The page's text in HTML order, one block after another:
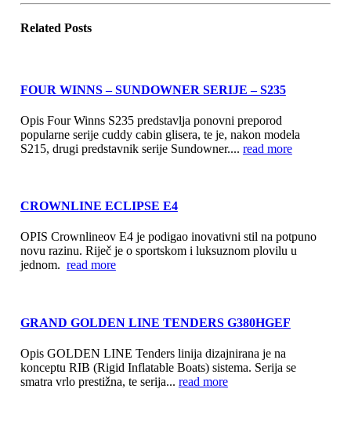
Related Posts
FOUR WINNS – SUNDOWNER SERIJE – S235
Opis Four Winns S235 predstavlja ponovni preporod
popularne serije cuddy cabin glisera, te je, nakon modela
S215, drugi predstavnik serije Sundowner.... read more
CROWNLINE ECLIPSE E4
OPIS Crownlineov E4 je podigao inovativni stil na potpuno
novu razinu. Riječ je o sportskom i luksuznom plovilu u
jednom. read more
GRAND GOLDEN LINE TENDERS G380HGEF
Opis GOLDEN LINE Tenders linija dizajnirana je na
konceptu RIB (Rigid Inflatable Boats) sistema. Serija se
smatra vrlo prestižna, te serija... read more